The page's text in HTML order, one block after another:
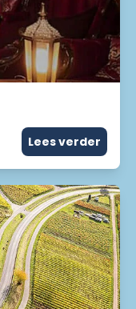
Lees verder